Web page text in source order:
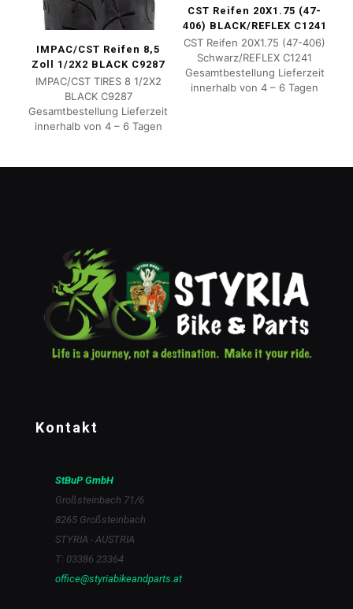
IMPAC/CST Reifen 8,5
Zoll 1/2X2 BLACK C9287
IMPAC/CST TIRES 8 1/2X2
BLACK C9287
Gesamtbestellung Lieferzeit
innerhalb von 4 – 6 Tagen
CST Reifen 20X1.75 (47-
406) BLACK/REFLEX C1241
CST Reifen 20X1.75 (47-406)
Schwarz/REFLEX C1241
Gesamtbestellung Lieferzeit
innerhalb von 4 – 6 Tagen
Kontakt
StBuP GmbH
Großsteinbach 71/6
8265 Großsteinbach
STYRIA - AUSTRIA
T: 03386 23364
office@styriabikeandparts.at